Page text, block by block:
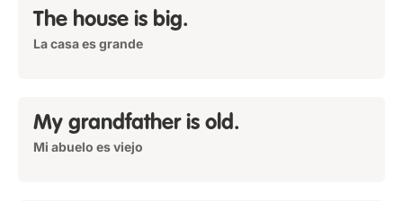
The house is big.
La casa es grande
My grandfather is old.
Mi abuelo es viejo